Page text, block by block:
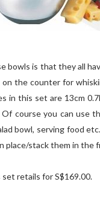
bowls is that they all
on the counter for
in this set are 13cm
Of course you can use
bowl, serving food
place/stack them in the
retails for S$169.00.